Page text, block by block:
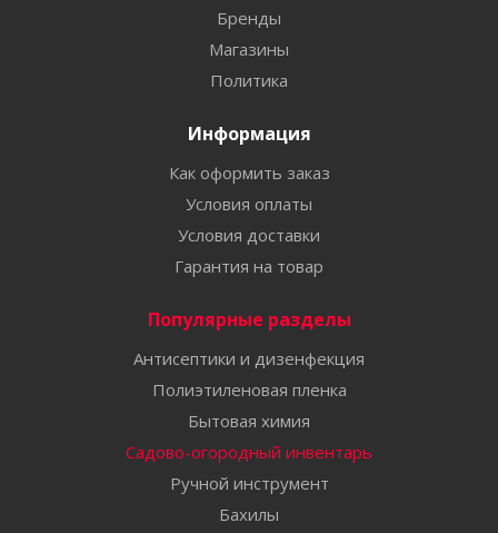
Бренды
Магазины
Политика
Информация
Как оформить заказ
Условия оплаты
Условия доставки
Гарантия на товар
Популярные разделы
Антисептики и дизенфекция
Полиэтиленовая пленка
Бытовая химия
Садово-огородный инвентарь
Ручной инструмент
Бахилы